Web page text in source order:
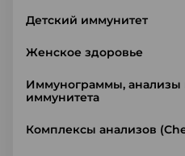
Детский иммунитет
Женское здоровье
Иммунограммы, анализы
иммунитета
Комплексы анализов